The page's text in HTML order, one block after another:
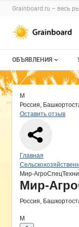
Раздел
Grainboard.ru – весь
Авторизация и
Навигация по
ОБЪЯВЛЕНИЯ
Все объявления
Мои объявления
Страница компании
Краткая
М
Россия,
Оставить отзыв
Навигация
Главная
Мир-
Основная
Мир-
Россия,
М